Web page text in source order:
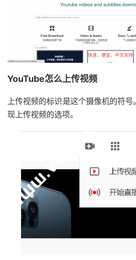
YouTube怎么上传视频
上传视频的标识是这个摄像机的符
现上传视频的选项。